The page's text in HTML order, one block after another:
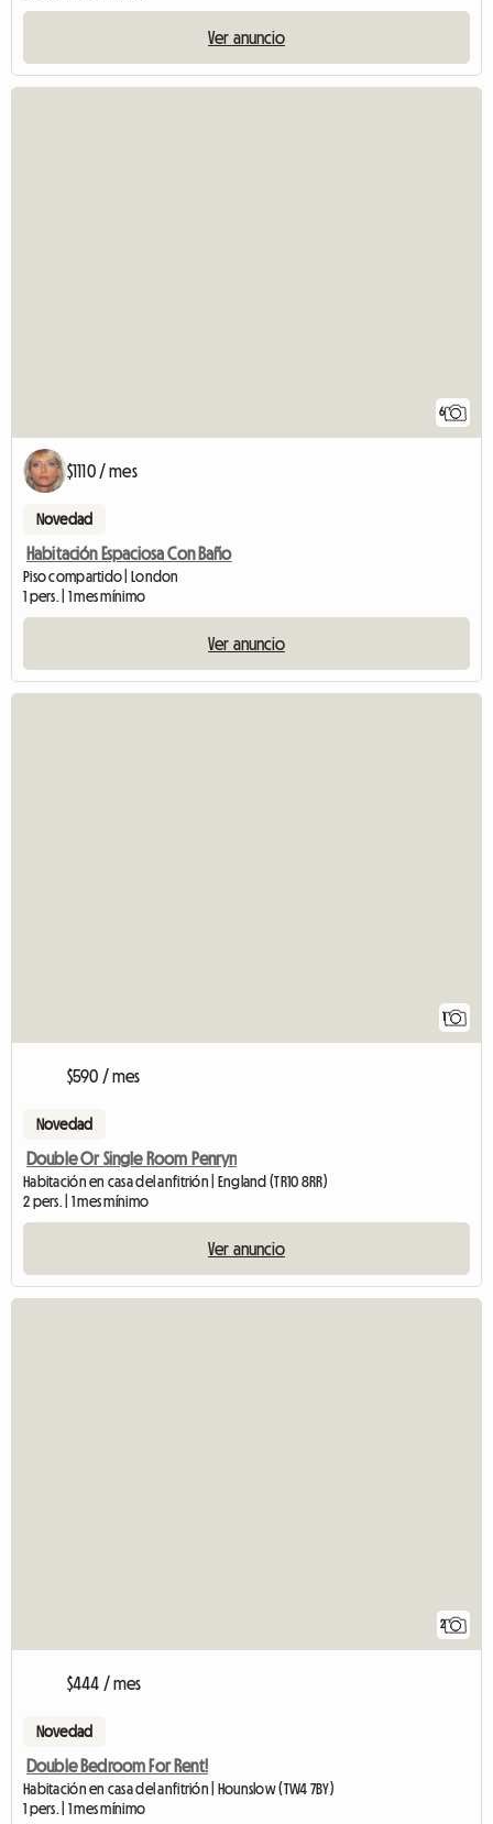
Ver anuncio
6
$1110 / mes
Novedad
Habitación Espaciosa Con Baño
Piso compartido | London
1 pers. | 1 mes mínimo
Ver anuncio
1
$590 / mes
Novedad
Double Or Single Room Penryn
Habitación en casa del anfitrión | England (TR10 8RR)
2 pers. | 1 mes mínimo
Ver anuncio
2
$444 / mes
Novedad
Double Bedroom For Rent!
Habitación en casa del anfitrión | Hounslow (TW4 7BY)
1 pers. | 1 mes mínimo